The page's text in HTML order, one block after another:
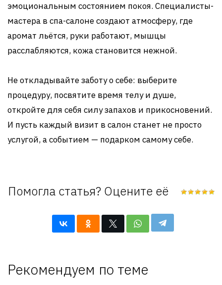
эмоциональным состоянием покоя. Специалисты-
мастера в спа-салоне создают атмосферу, где
аромат льётся, руки работают, мышцы
расслабляются, кожа становится нежной.
Не откладывайте заботу о себе: выберите
процедуру, посвятите время телу и душе,
откройте для себя силу запахов и прикосновений.
И пусть каждый визит в салон станет не просто
услугой, а событием — подарком самому себе.
Помогла статья? Оцените её
Рекомендуем по теме